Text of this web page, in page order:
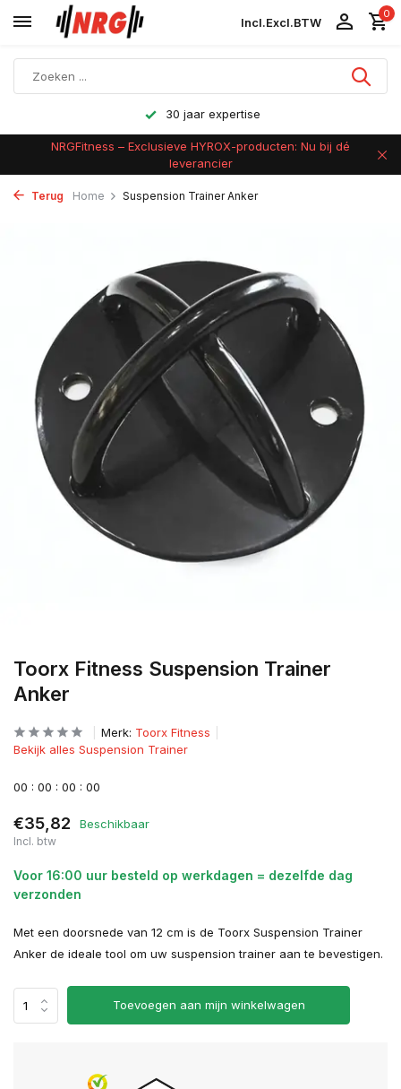
Incl.Excl.BTW
0
30 jaar expertise
NRGFitness – Exclusieve HYROX-producten: Nu bij dé
leverancier
Terug Home Suspension Trainer Anker
Toorx Fitness Suspension Trainer
Anker
Merk: Toorx Fitness
Bekijk alles Suspension Trainer
00 : 00 : 00 : 00
€35,82 Beschikbaar
Incl. btw
Voor 16:00 uur besteld op werkdagen = dezelfde dag
verzonden
Met een doorsnede van 12 cm is de Toorx Suspension Trainer
Anker de ideale tool om uw suspension trainer aan te bevestigen.
Toevoegen aan mijn winkelwagen